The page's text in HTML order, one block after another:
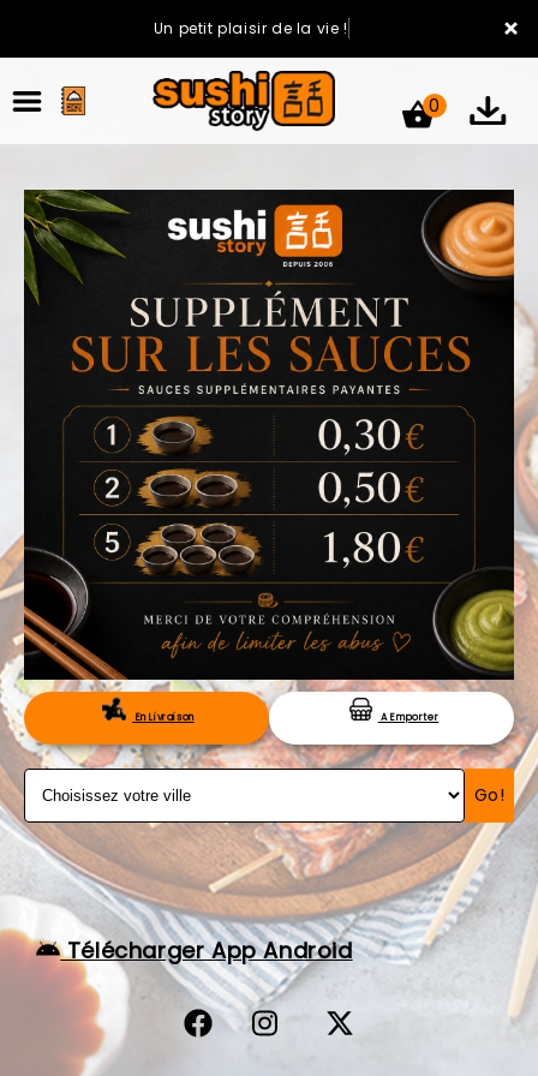
×
Un petit plaisir de la vie !
ACCUEIL
LA CARTE
VOTRE COMPTE
NOTRE RESTAURANT
VOS AVIS
MENTIONS LÉGALES
C.G.V
RÉSERVATION
0
En Livraison A Emporter
Go!
Télécharger App Android